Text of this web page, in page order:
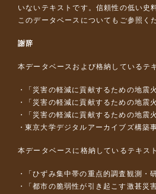
いないテキストです。信頼性の低い史
このデータベースについて もご参照く
謝辞
本データベースおよび格納しているテ
「災害の軽減に貢献するための地
「災害の軽減に貢献するための地
「災害の軽減に貢献するための地
東京大学デジタルアーカイブズ構築
本データベースに格納しているテキス
「ひずみ集中帯の重点的調査観測
「都市の脆弱性が引き起こす激甚